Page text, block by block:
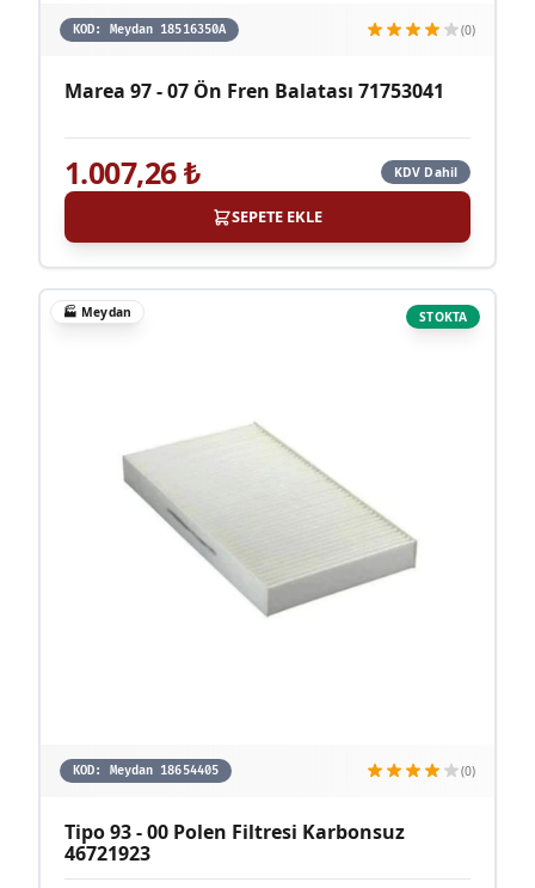
KOD: Meydan 18516350A (0)
Marea 97 - 07 Ön Fren Balatası 71753041
1.007,26₺ KDV Dahil
SEPETE EKLE
STOKTA
🏭 Meydan
KOD: Meydan 18654405 (0)
Tipo 93 - 00 Polen Filtresi Karbonsuz
46721923